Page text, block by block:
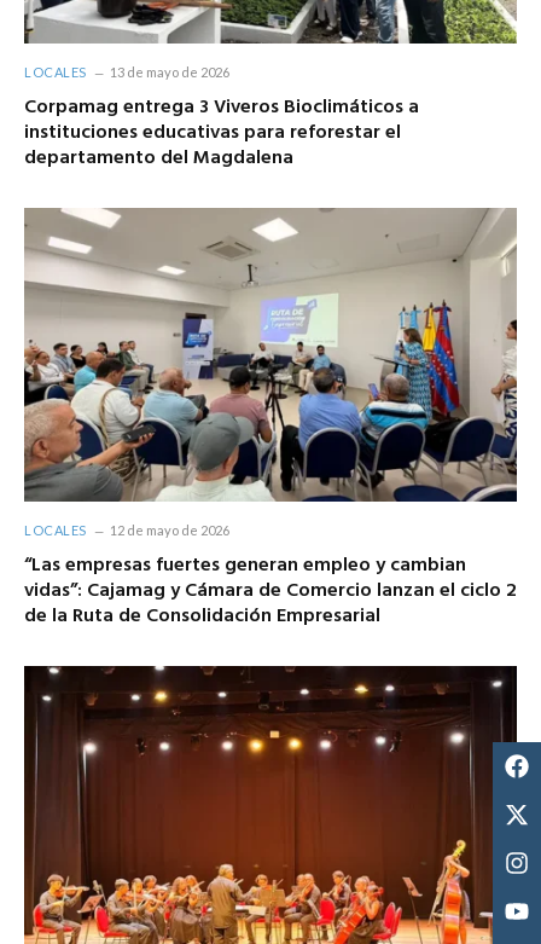
LOCALES 13 de mayo de 2026
Corpamag entrega 3 Viveros Bioclimáticos a
instituciones educativas para reforestar el
departamento del Magdalena
LOCALES 12 de mayo de 2026
“Las empresas fuertes generan empleo y cambian
vidas”: Cajamag y Cámara de Comercio lanzan el ciclo 2
de la Ruta de Consolidación Empresarial